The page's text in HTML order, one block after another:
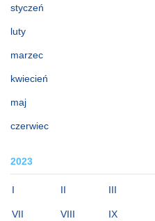
styczeń
luty
marzec
kwiecień
maj
czerwiec
2023
I II III
VII VIII IX